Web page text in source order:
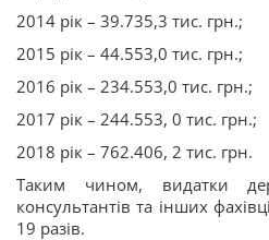
2014 рік – 39.735,3 тис. грн.;
2015 рік – 44.553,0 тис. грн.;
2016 рік – 234.553,0 тис. грн.;
2017 рік – 244.553, 0 тис. грн.;
2018 рік – 762.406, 2 тис. грн.
Таким чином, видатки
консультантів та інших
19 разів.